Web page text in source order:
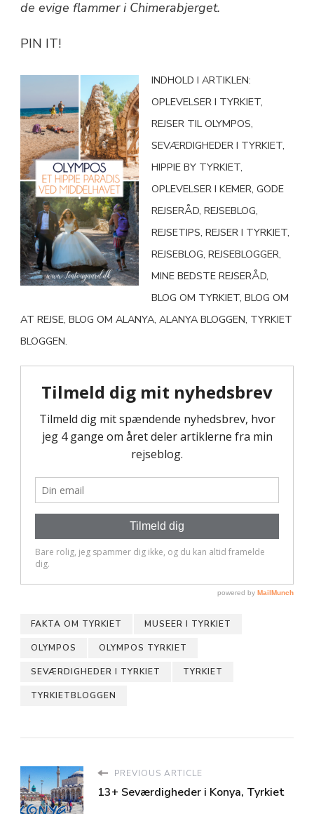
de evige flammer i Chimerabjerget.
PIN IT!
INDHOLD I ARTIKLEN:
OPLEVELSER I TYRKIET,
REJSER TIL OLYMPOS,
SEVÆRDIGHEDER I TYRKIET,
HIPPIE BY TYRKIET,
OPLEVELSER I KEMER, GODE
REJSERÅD, REJSEBLOG,
REJSETIPS, REJSER I TYRKIET,
REJSEBLOG, REJSEBLOGGER,
MINE BEDSTE REJSERÅD,
BLOG OM TYRKIET, BLOG OM
AT REJSE, BLOG OM ALANYA, ALANYA BLOGGEN, TYRKIET
BLOGGEN.
FAKTA OM TYRKIET MUSEER I TYRKIET
OLYMPOS OLYMPOS TYRKIET
SEVÆRDIGHEDER I TYRKIET TYRKIET
TYRKIETBLOGGEN
PREVIOUS ARTICLE
13+ Seværdigheder i Konya, Tyrkiet